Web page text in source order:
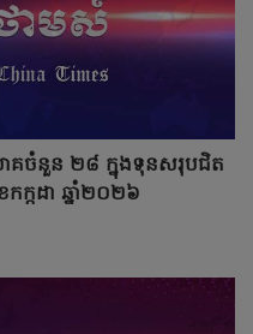
ោគចំនួន ២៨ ក្នុងទុនសរុបជិត
ក្កដា ឆ្នាំ២០២៦